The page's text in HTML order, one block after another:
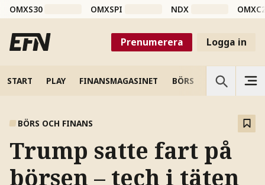
OMXS30 OMXSPI NDX
Prenumerera Logga in
START PLAY FINANSMAGASINET BÖRS VETENSKAP
BÖRS OCH FINANS
Trump satte fart på
börsen – tech i täten